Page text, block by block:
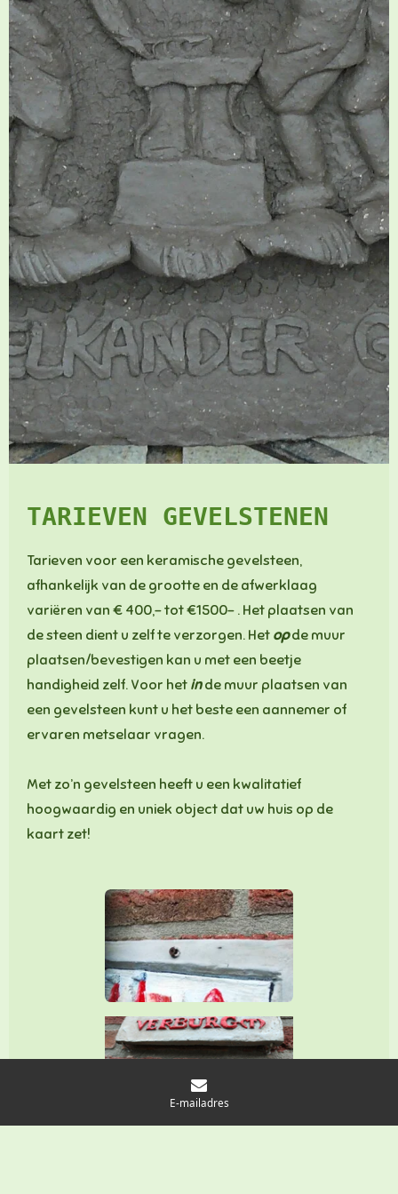
TARIEVEN GEVELSTENEN
Tarieven voor een keramische gevelsteen,
afhankelijk van de grootte en de afwerklaag
variëren van € 400,- tot €1500- . Het plaatsen van
de steen dient u zelf te verzorgen. Het opde muur
plaatsen/bevestigen kan u met een beetje
handigheid zelf. Voor het inde muur plaatsen van
een gevelsteen kunt u het beste een aannemer of
ervaren metselaar vragen.
Met zo’n gevelsteen heeft u een kwalitatief
hoogwaardig en uniek object dat uw huis op de
kaart zet!
opde muur bevestiging
E-mailadres